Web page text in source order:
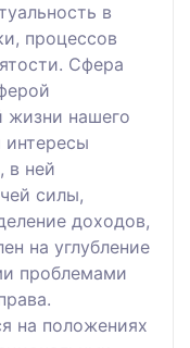
в
процессов
Сфера
жизни нашего
интересы
в ней
силы,
доходов,
на углубление
проблемами
на положениях